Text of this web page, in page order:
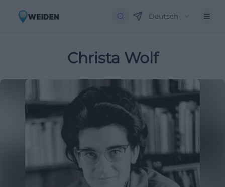
Deutsch
Christa Wolf